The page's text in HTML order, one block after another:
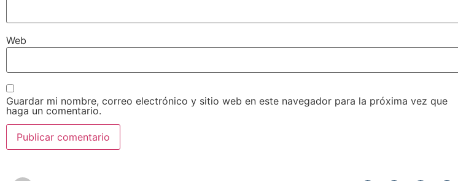
Web
Guardar mi nombre, correo electrónico y sitio web en este navegador para la próxima vez que
haga un comentario.